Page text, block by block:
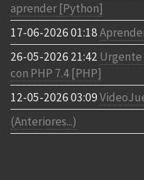
aprender [Python]
17-06-2026 01:18
26-05-2026 21:42 Urgente
con PHP 7.4 [PHP]
12-05-2026 03:09
(Anteriores...)